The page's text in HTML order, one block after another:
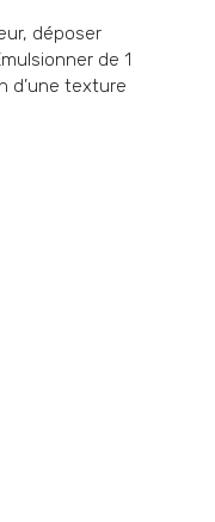
déposer
de 1
d’une texture